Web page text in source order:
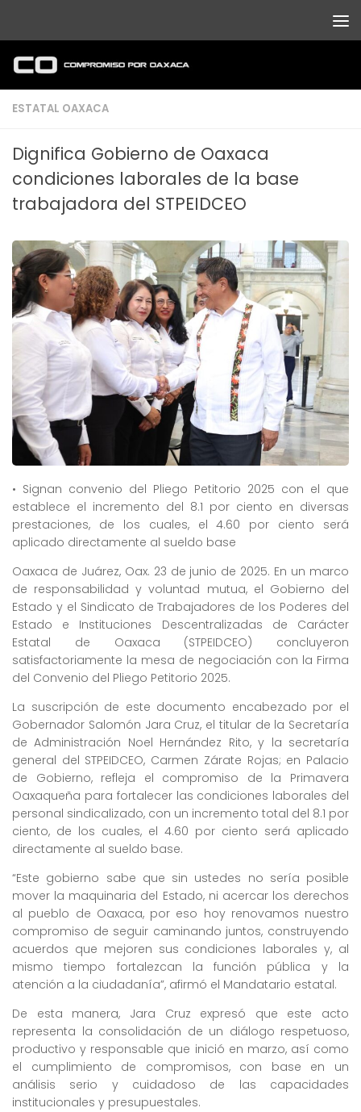
ESTATAL OAXACA
Dignifica Gobierno de Oaxaca
condiciones laborales de la base
trabajadora del STPEIDCEO
• Signan convenio del Pliego Petitorio 2025 con el que
establece el incremento del 8.1 por ciento en diversas
prestaciones, de los cuales, el 4.60 por ciento será
aplicado directamente al sueldo base
Oaxaca de Juárez, Oax. 23 de junio de 2025. En un marco
de responsabilidad y voluntad mutua, el Gobierno del
Estado y el Sindicato de Trabajadores de los Poderes del
Estado e Instituciones Descentralizadas de Carácter
Estatal de Oaxaca (STPEIDCEO) concluyeron
satisfactoriamente la mesa de negociación con la Firma
del Convenio del Pliego Petitorio 2025.
La suscripción de este documento encabezado por el
Gobernador Salomón Jara Cruz, el titular de la Secretaría
de Administración Noel Hernández Rito, y la secretaría
general del STPEIDCEO, Carmen Zárate Rojas; en Palacio
de Gobierno, refleja el compromiso de la Primavera
Oaxaqueña para fortalecer las condiciones laborales del
personal sindicalizado, con un incremento total del 8.1 por
ciento, de los cuales, el 4.60 por ciento será aplicado
directamente al sueldo base.
“Este gobierno sabe que sin ustedes no sería posible
mover la maquinaria del Estado, ni acercar los derechos
al pueblo de Oaxaca, por eso hoy renovamos nuestro
compromiso de seguir caminando juntos, construyendo
acuerdos que mejoren sus condiciones laborales y, al
mismo tiempo fortalezcan la función pública y la
atención a la ciudadanía”, afirmó el Mandatario estatal.
De esta manera, Jara Cruz expresó que este acto
representa la consolidación de un diálogo respetuoso,
productivo y responsable que inició en marzo, así como
el cumplimiento de compromisos, con base en un
análisis serio y cuidadoso de las capacidades
institucionales y presupuestales.